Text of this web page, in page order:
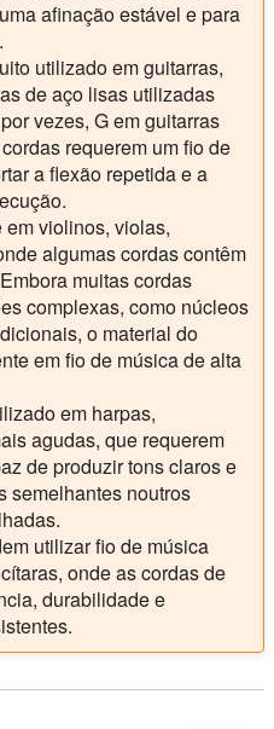
afinação estável e para
utilizado em guitarras,
de aço lisas utilizadas
vezes, G em guitarras
requerem um fio de
a flexão repetida e a
violinos, violas,
algumas cordas contêm
muitas cordas
complexas, como núcleos
o material do
em fio de música de alta
em harpas,
agudas, que requerem
de produzir tons claros e
semelhantes noutros
utilizar fio de música
onde as cordas de
durabilidade e